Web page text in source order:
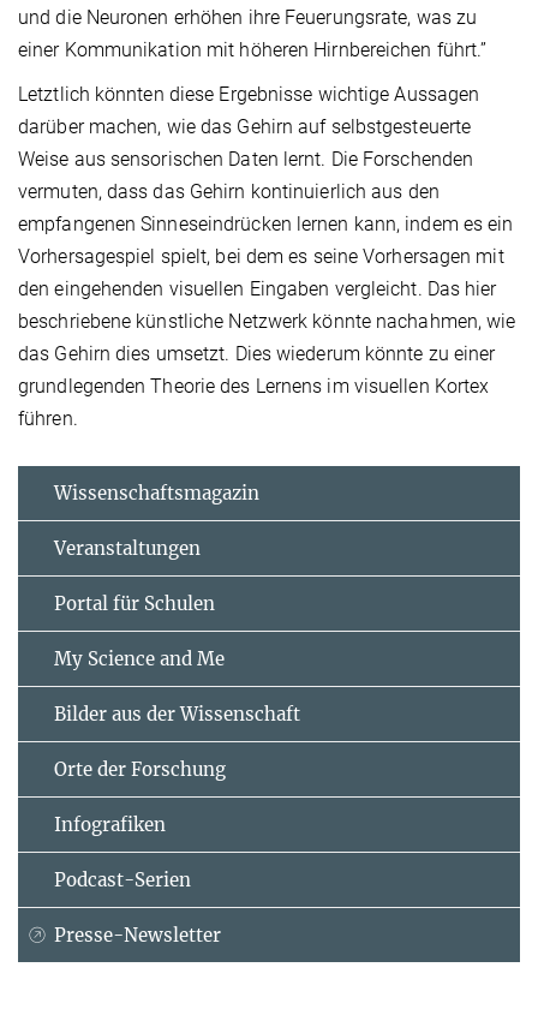
und die Neuronen erhöhen ihre Feuerungsrate, was zu
einer Kommunikation mit höheren Hirnbereichen führt.”
Letztlich könnten diese Ergebnisse wichtige Aussagen
darüber machen, wie das Gehirn auf selbstgesteuerte
Weise aus sensorischen Daten lernt. Die Forschenden
vermuten, dass das Gehirn kontinuierlich aus den
empfangenen Sinneseindrücken lernen kann, indem es ein
Vorhersagespiel spielt, bei dem es seine Vorhersagen mit
den eingehenden visuellen Eingaben vergleicht. Das hier
beschriebene künstliche Netzwerk könnte nachahmen, wie
das Gehirn dies umsetzt. Dies wiederum könnte zu einer
grundlegenden Theorie des Lernens im visuellen Kortex
führen.
Wissenschaftsmagazin
Veranstaltungen
Portal für Schulen
My Science and Me
Bilder aus der Wissenschaft
Orte der Forschung
Infografiken
Podcast-Serien
Presse-Newsletter